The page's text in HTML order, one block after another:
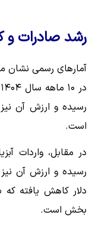
رشد صادرات و
آمارهای رسمی نشان
است.
دلار کاهش یافته که
بخش است.